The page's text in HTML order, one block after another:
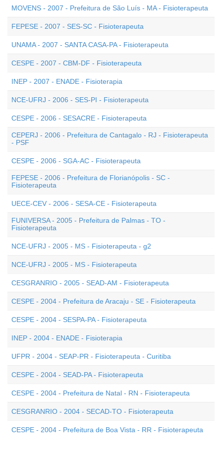
MOVENS - 2007 - Prefeitura de São Luís - MA - Fisioterapeuta
FEPESE - 2007 - SES-SC - Fisioterapeuta
UNAMA - 2007 - SANTA CASA-PA - Fisioterapeuta
CESPE - 2007 - CBM-DF - Fisioterapeuta
INEP - 2007 - ENADE - Fisioterapia
NCE-UFRJ - 2006 - SES-PI - Fisioterapeuta
CESPE - 2006 - SESACRE - Fisioterapeuta
CEPERJ - 2006 - Prefeitura de Cantagalo - RJ - Fisioterapeuta
- PSF
CESPE - 2006 - SGA-AC - Fisioterapeuta
FEPESE - 2006 - Prefeitura de Florianópolis - SC -
Fisioterapeuta
UECE-CEV - 2006 - SESA-CE - Fisioterapeuta
FUNIVERSA - 2005 - Prefeitura de Palmas - TO -
Fisioterapeuta
NCE-UFRJ - 2005 - MS - Fisioterapeuta - g2
NCE-UFRJ - 2005 - MS - Fisioterapeuta
CESGRANRIO - 2005 - SEAD-AM - Fisioterapeuta
CESPE - 2004 - Prefeitura de Aracaju - SE - Fisioterapeuta
CESPE - 2004 - SESPA-PA - Fisioterapeuta
INEP - 2004 - ENADE - Fisioterapia
UFPR - 2004 - SEAP-PR - Fisioterapeuta - Curitiba
CESPE - 2004 - SEAD-PA - Fisioterapeuta
CESPE - 2004 - Prefeitura de Natal - RN - Fisioterapeuta
CESGRANRIO - 2004 - SECAD-TO - Fisioterapeuta
CESPE - 2004 - Prefeitura de Boa Vista - RR - Fisioterapeuta